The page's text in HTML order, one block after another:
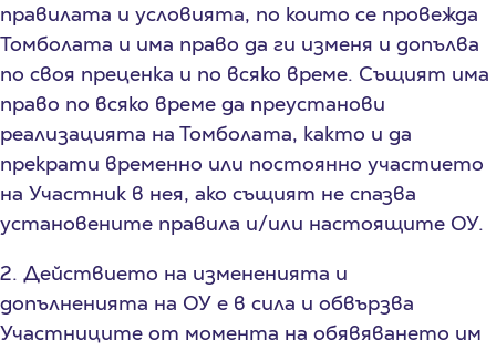
правилата и условията, по които се провежда
Томболата и има право да ги изменя и допълва
по своя преценка и по всяко време. Същият има
право по всяко време да преустанови
реализацията на Томболата, както и да
прекрати временно или постоянно участието
на Участник в нея, ако същият не спазва
установените правила и/или настоящите ОУ.
2. Действието на измененията и
допълненията на ОУ е в сила и обвързва
Участниците от момента на обявяването им